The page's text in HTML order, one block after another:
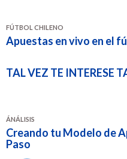
FÚTBOL CHILENO
Apuestas en vivo en el
TAL VEZ TE INTERESE
ÁNÁLISIS
Creando tu Modelo de
Paso